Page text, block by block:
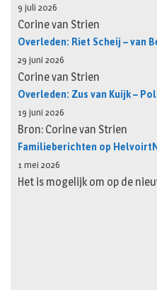
9 juli 2026
Corine van Strien
Overleden: Riet Scheij – van
29 juni 2026
Corine van Strien
Overleden: Zus van Kuijk –
19 juni 2026
Bron: Corine van Strien
Familieberichten op
1 mei 2026
Het is mogelijk om op de